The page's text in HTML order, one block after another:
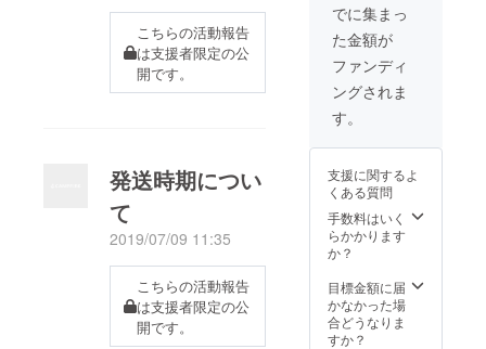
こちらの活動報告
は支援者限定の公
開です。
発送時期につい
て
2019/07/09 11:35
こちらの活動報告
は支援者限定の公
開です。
でに集まっ
た金額が
ファンディ
ングされま
す。
支援に関するよ
くある質問
手数料はいく
らかかります
か？
目標金額に届
かなかった場
合どうなりま
すか？